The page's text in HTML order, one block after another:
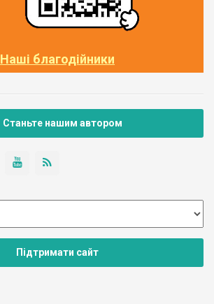
Наші благодійники
Станьте нашим автором
Підтримати сайт